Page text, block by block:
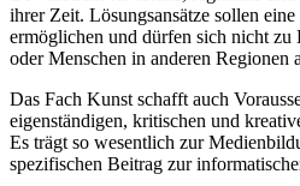
ihrer Zeit. Lösungsansätze sollen
ermöglichen und dürfen sich nicht zu
oder Menschen in anderen Regionen
Das Fach Kunst schafft auch
eigenständigen, kritischen und
Es trägt so wesentlich zur
spezifischen Beitrag zur